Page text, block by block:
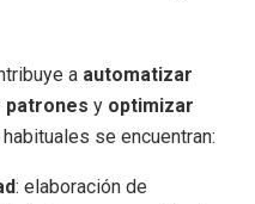
a automatizar
patrones y optimizar
se encuentran:
: elaboración de